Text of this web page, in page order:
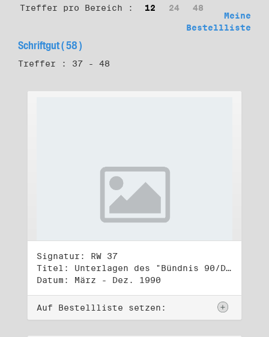
Treffer pro Bereich : 12 24
48
Meine
Bestellliste
Schriftgut ( 58 )
Treffer : 37 - 48
Signatur: RW 37
Titel: Unterlagen des "Bündnis 90/Die Grünen - BürgerInnenbewegung", Wahlbündnis zur Bundestagswahl am 2.12.1990 (5)
Datum: März - Dez. 1990
Auf Bestellliste setzen: